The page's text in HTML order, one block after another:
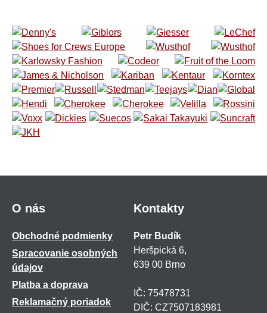
O nás
Obchodné podmienky
Spracovanie osobných
údajov
Platba a doprava
Reklamačný poriadok
Kontakty
Petr Budík
Heršpická 6,
639 00 Brno
IČ: 75478731
DIČ: CZ7507183981